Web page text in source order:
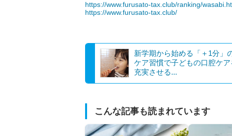
https://www.furusato-tax.club/ranking/
https://www.furusato-tax.club/
新学期から始める「＋1分」
ケア習慣で子どもの口腔ケア
充実させる...
こんな記事も読まれています